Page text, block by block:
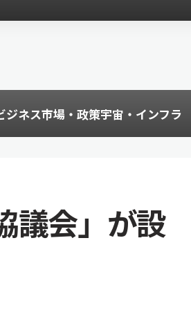
ジネス市場・政策宇宙・インフラ
議会」が設